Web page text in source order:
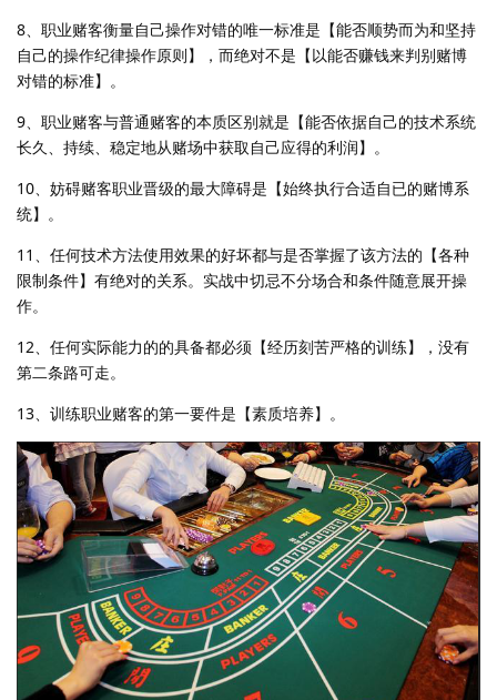
8、职业赌客衡量自己操作对错的唯一标准是【能否顺势而为和坚持
自己的操作纪律操作原则】，而绝对不是【以能否赚钱来判别赌博
对错的标准】。
9、职业赌客与普通赌客的本质区别就是【能否依据自己的技术系统
长久、持续、稳定地从赌场中获取自己应得的利润】。
10、妨碍赌客职业晋级的最大障碍是【始终执行合适自已的赌博系
统】。
11、任何技术方法使用效果的好坏都与是否掌握了该方法的【各种
限制条件】有绝对的关系。实战中切忌不分场合和条件随意展开操
作。
12、任何实际能力的的具备都必须【经历刻苦严格的训练】，没有
第二条路可走。
13、训练职业赌客的第一要件是【素质培养】。